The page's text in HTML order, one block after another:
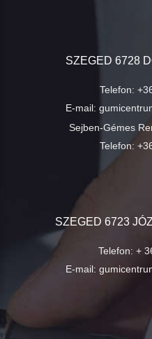
SZEGED 6728
Telefon:
E-mail:
Sejben-Gémes
Telefon:
SZEGED 6723
Telefon: +
E-mail: